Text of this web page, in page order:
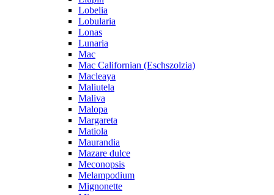
Lobelia
Lobularia
Lonas
Lunaria
Mac
Mac Californian (Eschszolzia)
Macleaya
Maliutela
Maliva
Malopa
Margareta
Matiola
Maurandia
Mazare dulce
Meconopsis
Melampodium
Mignonette